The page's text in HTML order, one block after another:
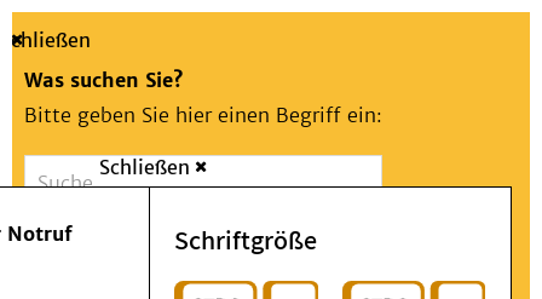
Suche
Schließen
Was suchen Sie?
Bitte geben Sie hier einen Begriff ein:
Suchen
Notfall
Schließen
Notruf Schriftgröße
Menü